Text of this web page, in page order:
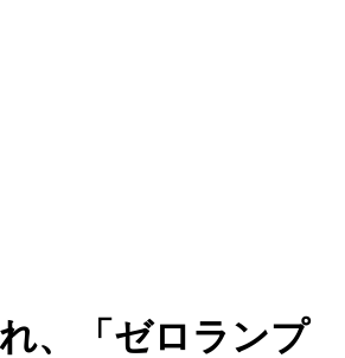
、「ゼロランプ